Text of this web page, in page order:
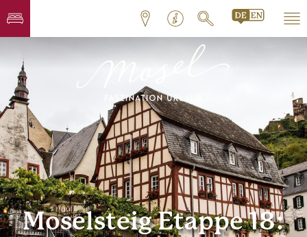
Moselsteig Etappe 18: